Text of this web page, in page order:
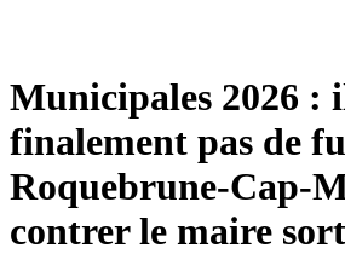
Municipales 2026 :
finalement pas de
Roquebrune-Cap-
contrer le maire